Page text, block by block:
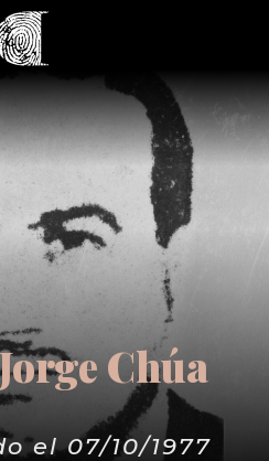
Chúa
el 07/10/1977